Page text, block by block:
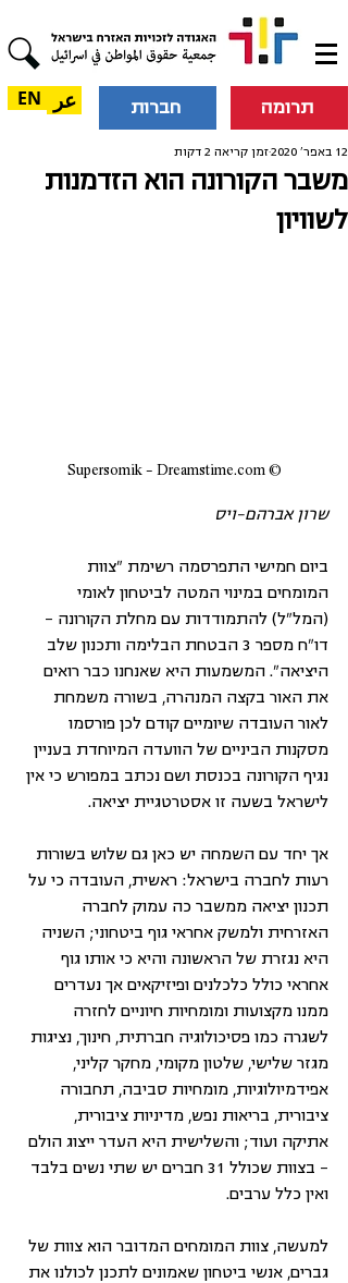
תרומה חברות عر EN
משבר הקורונה הוא הזדמנות
לשוויון
12 באפר׳ 2020 זמן קריאה 2 דקות
© Supersomik - Dreamstime.com
שרון אברהם-ויס
ביום חמישי התפרסמה רשימת "צוות
המומחים במינוי המטה לביטחון לאומי
(המל"ל) להתמודדות עם מחלת הקורונה -
דו"ח מספר 3 הבטחת הבלימה ותכנון שלב
היציאה". המשמעות היא שאנחנו כבר רואים
את האור בקצה המנהרה, בשורה משמחת
לאור העובדה שיומיים קודם לכן פורסמו
מסקנות הביניים של הוועדה המיוחדת בעניין
נגיף הקורונה בכנסת ושם נכתב במפורש כי אין
לישראל בשעה זו אסטרטגיית יציאה.
אך יחד עם השמחה יש כאן גם שלוש בשורות
רעות לחברה בישראל: ראשית, העובדה כי על
תכנון יציאה ממשבר כה עמוק לחברה
האזרחית ולמשק אחראי גוף ביטחוני; השניה
היא נגזרת של הראשונה והיא כי אותו גוף
אחראי כולל כלכלנים ופיזיקאים אך נעדרים
ממנו מקצועות ומומחיות חיוניים לחזרה
לשגרה כמו פסיכולוגיה חברתית, חינוך, נציגות
מגזר שלישי, שלטון מקומי, מחקר קליני,
אפידמיולוגיות, מומחיות סביבה, תחבורה
ציבורית, בריאות נפש, מדיניות ציבורית,
אתיקה ועוד; והשלישית היא העדר ייצוג הולם
- בצוות שכולל 31 חברים יש שתי נשים בלבד
ואין כלל ערבים.
למעשה, צוות המומחים המדובר הוא צוות של
גברים, אנשי ביטחון שאמונים לתכנן לכולנו את